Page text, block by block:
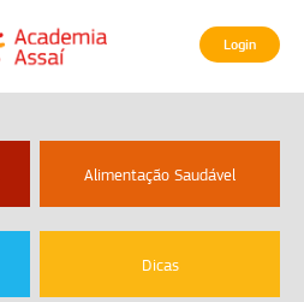
Login
Alimentação Saudável
Dicas